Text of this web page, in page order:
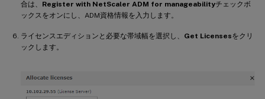
合は、 Register with NetScaler ADM for manageabilityチェックボ
ックスをオンにし、ADM資格情報を入力します。
ライセンスエディションと必要な帯域幅を選択し、 Get Licensesをクリ
ックします。